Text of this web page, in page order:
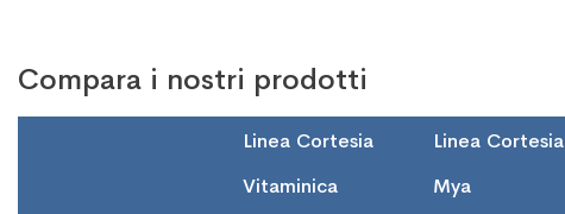
Compara i nostri prodotti
Linea Cortesia
Vitaminica
Linea Cortesia
Mya